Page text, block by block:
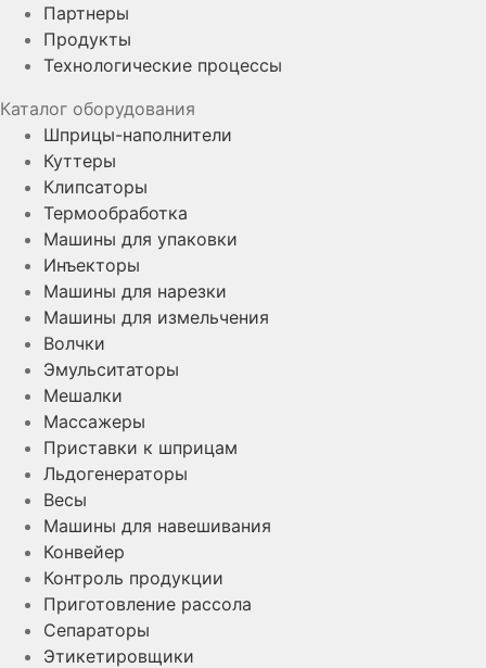
Партнеры
Продукты
Технологические процессы
Каталог оборудования
Шприцы-наполнители
Куттеры
Клипсаторы
Термообработка
Машины для упаковки
Инъекторы
Машины для нарезки
Машины для измельчения
Волчки
Эмульситаторы
Мешалки
Массажеры
Приставки к шприцам
Льдогенераторы
Весы
Машины для навешивания
Конвейер
Контроль продукции
Приготовление рассола
Сепараторы
Этикетировщики